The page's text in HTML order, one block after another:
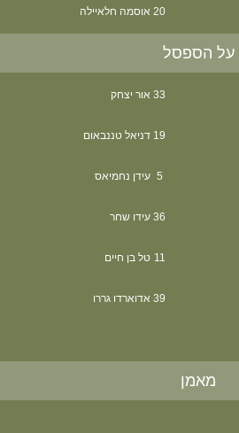
20 אוסמה חלאיילה
על הספסל
33 אור יצחק
19 דניאל טננבאום
5 עידן נחמיאס
36 עידו שחר
11 טל בן חיים
39 אדוארדו גררו
מאמן